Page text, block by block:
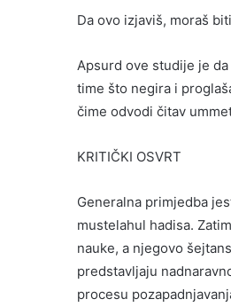
Da ovo izjaviš, moraš
Apsurd ove studije je
time što negira i
čime odvodi čitav
KRITIČKI OSVRT
Generalna primjedba
mustelahul hadisa.
nauke, a njegovo
predstavljaju
procesu